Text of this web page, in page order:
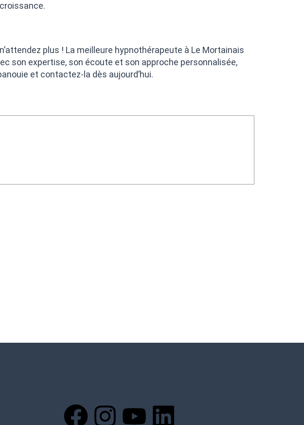
plus ! La meilleure hypnothérapeute à Le Mortainais
son expertise, son écoute et son approche personnalisée,
et contactez-la dès aujourd’hui.